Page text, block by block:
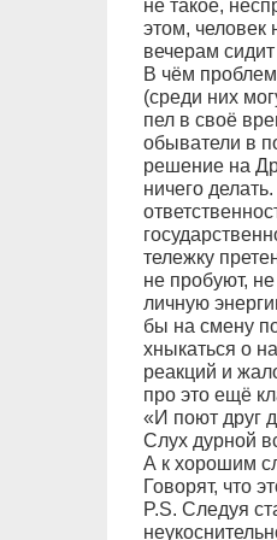
не такое,
этом, человек
вечерам
В чём
(среди них
пел в своё
обыватели в
решение на
ничего
тележку
не пробуют,
личную
бы на смену
хныкаться о
реакций и
про это ещё
«И поют друг
Слух дурной
А к хорошим
Говорят, что
P.S. Следуя